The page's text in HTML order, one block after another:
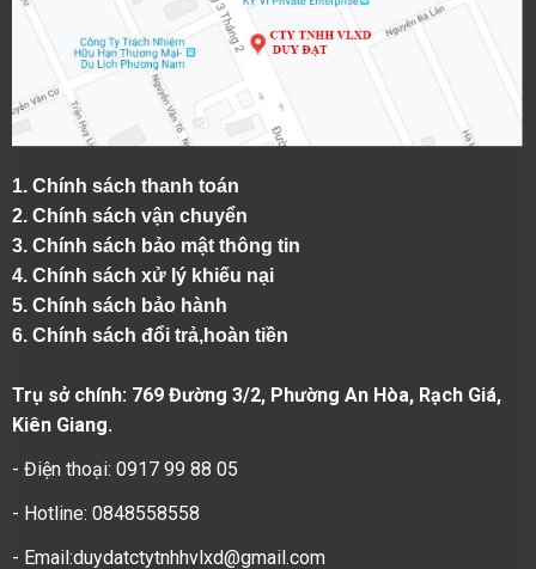
1. Chính sách thanh toán
2. Chính sách vận chuyển
3. Chính sách bảo mật thông tin
4. Chính sách xử lý khiếu nại
5. Chính sách bảo hành
6. Chính sách đổi trả,hoàn tiền
Trụ sở chính: 769 Đường 3/2, Phường An Hòa, Rạch Giá,
Kiên Giang.
- Điện thoại: 0917 99 88 05
- Hotline: 0848558558
- Email:duydatctytnhhvlxd@gmail.com